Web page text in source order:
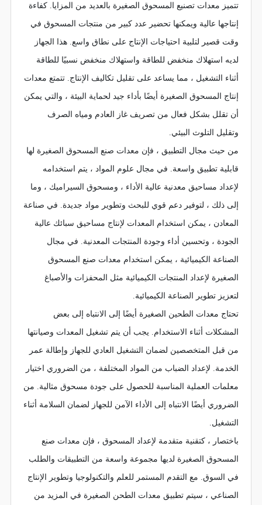
تتميز معدات تصنيع المسحوق الصغيرة بالعديد من المزايا. كفاءة
إنتاجها عالية ويمكنها تحضير عدد كبير من منتجات المسحوق في
وقت قصير لتلبية احتياجات الإنتاج على نطاق واسع. هذا الجهاز
لديه استهلاك منخفض للطاقة واستهلاك منخفض نسبيًا للطاقة
أثناء التشغيل ، مما يساعد على تقليل تكاليف الإنتاج. تتمتع معدات
إنتاج المسحوق الصغيرة أيضًا بأداء جيد لحماية البيئة ، والتي يمكن
أن تقلل بشكل فعال من تصريف غاز العادم ومياه الصرف
وتقليل التلوث البيئي.
من حيث مجال التطبيق ، فإن معدات صنع المسحوق الصغيرة لها
قابلية تطبيق واسعة. في مجال علوم المواد ، يتم استخدامه
لإعداد مساحيق معدنية عالية الأداء ، ومسحوق السيراميك ، وما
إلى ذلك ، لتوفير دعم قوي للبحث وتطوير مواد جديدة. في صناعة
المعادن ، يمكن استخدام المعدات لإنتاج مساحيق سبائك عالية
الجودة ، وتحسين أداء وجودة المنتجات المعدنية. في مجال
الصناعة الكيميائية ، يمكن استخدام معدات صنع المسحوق
الصغيرة لإعداد المنتجات الكيميائية مثل المحفزات والأصباغ
لتعزيز تطوير الصناعة الكيميائية.
تحتاج معدات الطحين الصغيرة أيضًا إلى الانتباه إلى بعض
المشكلات أثناء الاستخدام. يجب أن يتم تشغيل المعدات وصيانتها
من قبل المتخصصين لضمان التشغيل العادي للجهاز وإطالة عمر
الخدمة. لإعداد الضباب من المواد المختلفة ، من الضروري اختيار
معلمات العملية المناسبة للحصول على جودة مسحوق مثالية. من
الضروري أيضًا الانتباه إلى الأداء الآمن للجهاز لضمان السلامة أثناء
التشغيل.
باختصار ، كتقنية متقدمة لإعداد المسحوق ، فإن معدات صنع
المسحوق الصغيرة لديها مجموعة واسعة من التطبيقات والطلب
في السوق. مع التقدم المستمر للعلم والتكنولوجيا وتطوير الإنتاج
الصناعي ، سيتم تطبيق معدات الطحن الصغيرة في المزيد من